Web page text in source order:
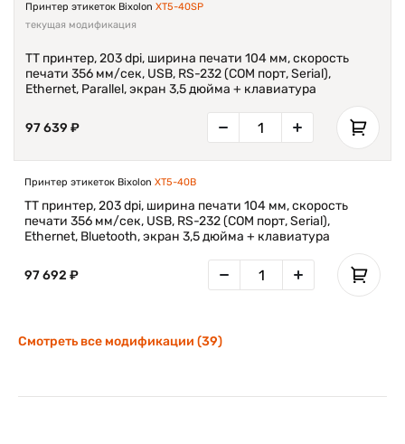
Принтер этикеток Bixolon XT5-40SP
текущая модификация
TT принтер, 203 dpi, ширина печати 104 мм, скорость
печати 356 мм/сек, USB, RS-232 (COM порт, Serial),
Ethernet, Parallel, экран 3,5 дюйма + клавиатура
97 639 ₽
Принтер этикеток Bixolon XT5-40B
TT принтер, 203 dpi, ширина печати 104 мм, скорость
печати 356 мм/сек, USB, RS-232 (COM порт, Serial),
Ethernet, Bluetooth, экран 3,5 дюйма + клавиатура
97 692 ₽
Смотреть все модификации (39)